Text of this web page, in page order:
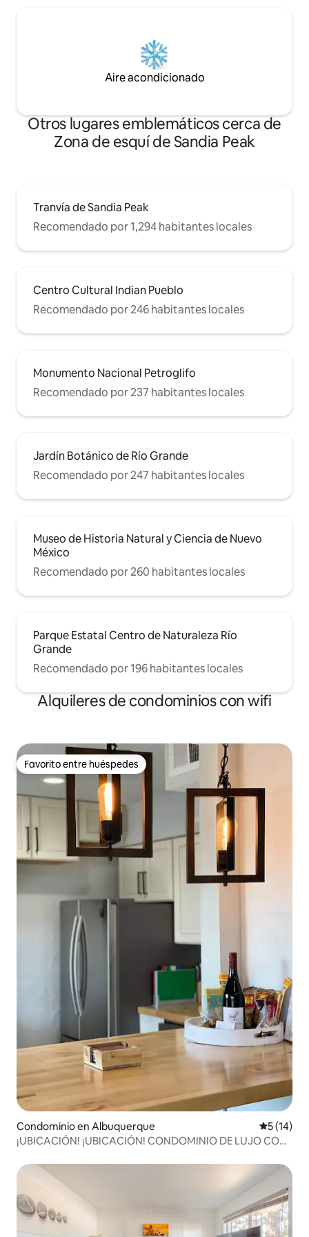
Aire acondicionado
Otros lugares emblemáticos cerca de
Zona de esquí de Sandia Peak
Tranvía de Sandia Peak
Recomendado por 1,294 habitantes locales
Centro Cultural Indian Pueblo
Recomendado por 246 habitantes locales
Monumento Nacional Petroglifo
Recomendado por 237 habitantes locales
Jardín Botánico de Río Grande
Recomendado por 247 habitantes locales
Museo de Historia Natural y Ciencia de Nuevo
México
Recomendado por 260 habitantes locales
Parque Estatal Centro de Naturaleza Río
Grande
Recomendado por 196 habitantes locales
Alquileres de condominios con wifi
Favorito entre huéspedes
Favorito entre huéspedes
Condominio en Albuquerque
5 (14)
¡UBICACIÓN! ¡UBICACIÓN! CONDOMINIO DE LUJO CON